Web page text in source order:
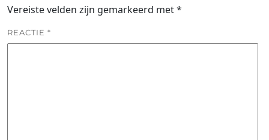
Vereiste velden zijn gemarkeerd met*
REACTIE *